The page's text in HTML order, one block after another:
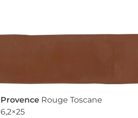
Provence Rouge Toscane
6,2×25